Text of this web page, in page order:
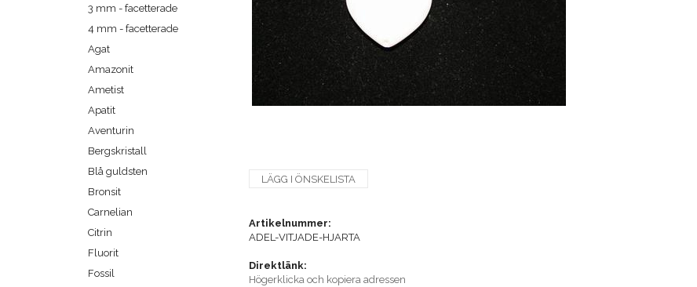
3 mm - facetterade
4 mm - facetterade
Agat
Amazonit
Ametist
Apatit
Aventurin
Bergskristall
Blå guldsten
Bronsit
Carnelian
Citrin
Fluorit
Fossil
LÄGG I ÖNSKELISTA
Artikelnummer:
ADEL-VITJADE-HJARTA
Direktlänk:
Högerklicka och kopiera adressen